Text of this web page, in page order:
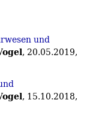
und
, 20.05.2019,
, 15.10.2018,